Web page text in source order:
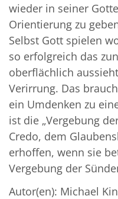
wieder in seiner
Orientierung zu
Selbst Gott spielen
so erfolgreich das
oberflächlich
Verirrung. Das
ein Umdenken zu
ist die „Vergebung
Credo, dem
erhoffen, wenn sie
Vergebung der
Autor(en): Michael